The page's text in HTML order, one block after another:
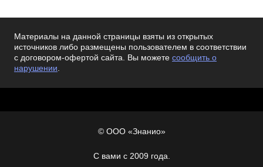
Материалы на данной страницы взяты из открытых
источников либо размещены пользователем в соответствии
с договором-офертой сайта. Вы можете сообщить о
нарушении.
© ООО «Знанио»
С вами с 2009 года.